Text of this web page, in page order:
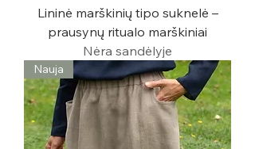
Lininė marškinių tipo suknelė –
prausynų ritualo marškiniai
Nėra sandėlyje
Nauja